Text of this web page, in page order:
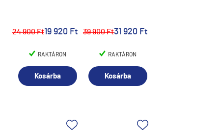
24 900 Ft19 920 Ft
RAKTÁRON
Kosárba
39 900 Ft31 920 Ft
RAKTÁRON
Kosárba